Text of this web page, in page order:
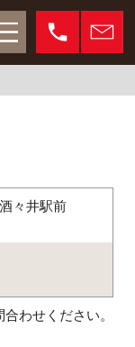
々井駅前
わせください。